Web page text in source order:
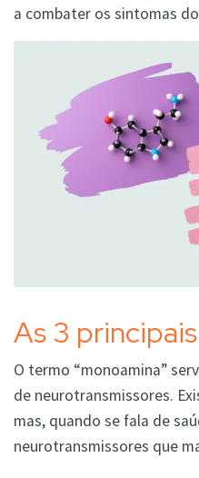
a combater os sintomas
As 3
O termo “monoamina”
de neurotransmissores.
mas, quando se fala de
neurotransmissores que